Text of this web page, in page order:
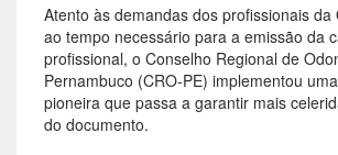
Atento às demandas dos profissionais da
ao tempo necessário para a emissão da
profissional, o Conselho Regional de
Pernambuco (CRO-PE) implementou
pioneira que passa a garantir mais
do documento.